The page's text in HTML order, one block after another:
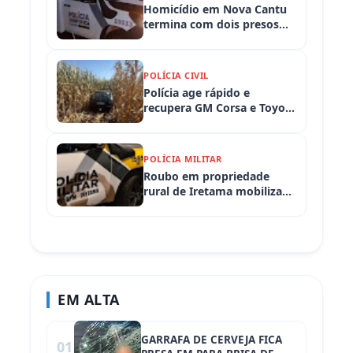
Homicídio em Nova Cantu
termina com dois presos
POLÍCIA CIVIL
Polícia age rápido e
recupera GM Corsa e Toyota
Iretama (PR)
POLÍCIA MILITAR
Roubo em propriedade
rural de Iretama mobiliza
EM ALTA
01
GARRAFA DE CERVEJA FICA